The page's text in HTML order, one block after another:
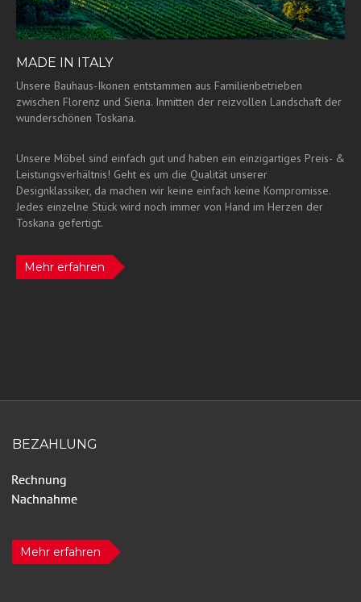
MADE IN ITALY
Unsere Bauhaus-Ikonen entstammen aus Familienbetrieben
zwischen Florenz und Siena. Inmitten der reizvollen Landschaft der
wunderschönen Toskana.
Unsere Möbel sind einfach gut und haben ein einzigartiges Preis- &
Leistungsverhältnis! Geht es um die Qualität unserer
Designklassiker, da machen wir keine einfach keine Kompromisse.
Jedes einzelne Stück wird noch immer von Hand im Herzen der
Toskana gefertigt.
Mehr erfahren
BEZAHLUNG
Mehr erfahren